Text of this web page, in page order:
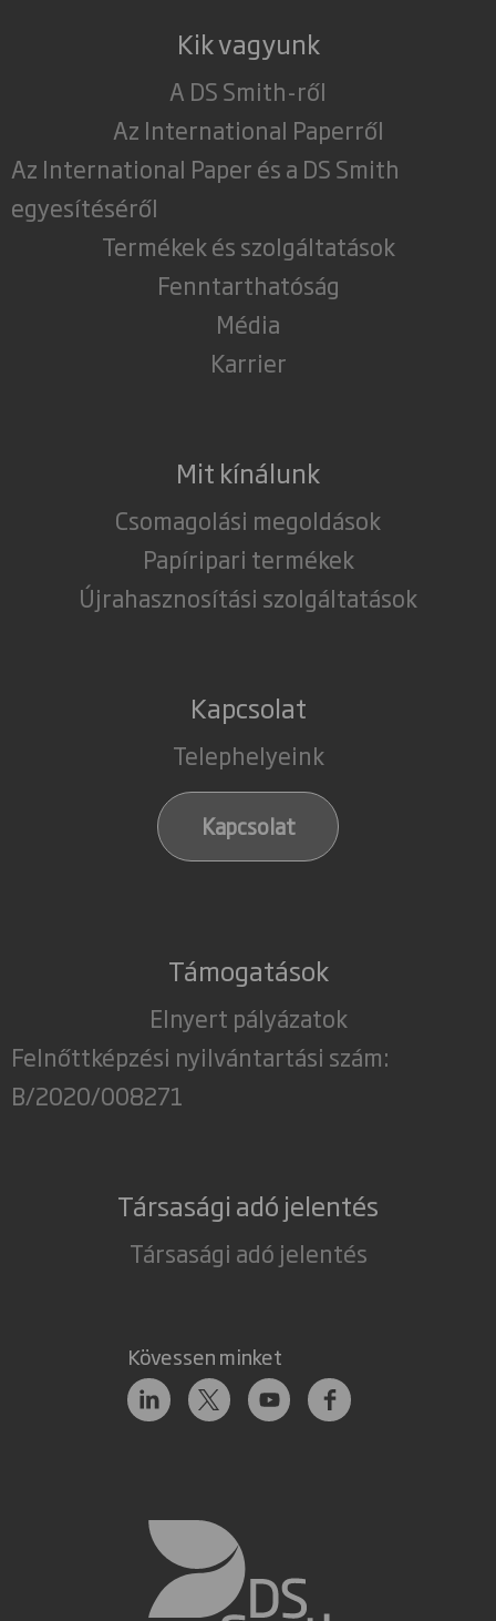
Kik vagyunk
A DS Smith-ről
Az International Paperről
Az International Paper és a DS Smith
egyesítéséről
Termékek és szolgáltatások
Fenntarthatóság
Média
Karrier
Mit kínálunk
Csomagolási megoldások
Papíripari termékek
Újrahasznosítási szolgáltatások
Kapcsolat
Telephelyeink
Kapcsolat
Támogatások
Elnyert pályázatok
Felnőttképzési nyilvántartási szám:
B/2020/008271
Társasági adó jelentés
Társasági adó jelentés
Kövessen minket